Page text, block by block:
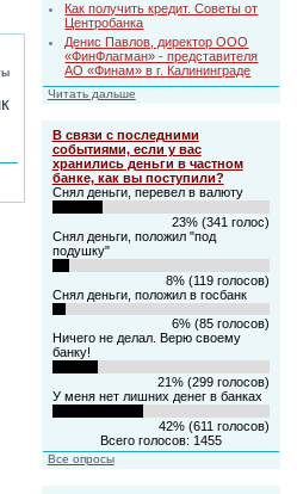
Как получить кредит. Советы от
Центробанка
Денис Павлов, директор ООО
«ФинФлагман» - представителя
АО «Финам» в г. Калининграде
Читать дальше
В связи с последними
событиями, если у вас
хранились деньги в частном
банке, как вы поступили?
Снял деньги, перевел в валюту
23% (341 голос)
Снял деньги, положил "под
подушку"
8% (119 голосов)
Снял деньги, положил в госбанк
6% (85 голосов)
Ничего не делал. Верю своему
банку!
21% (299 голосов)
У меня нет лишних денег в банках
42% (611 голосов)
Всего голосов: 1455
Все опросы